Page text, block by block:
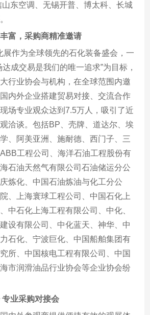
东空调、无锡开普、博太科、长城
富，采购商精准邀请
展作为全球领先的石化装备盛会，一
成交易是我们的唯一追求”为目标，
行业协会与机构，在全球范围内邀
内外企业搭建贸易对接、交流合作
场专业观众达到7.5万人，吸引了近
洽谈。包括BP、壳牌、道达尔、埃
、阿美亚洲、施耐德、西门子、三
工程公司、海洋石油工程股份有
石油天然气有限公司石油储运分公
炼化、中国石油炼油与化工分公
、上海寰球工程公司、中国石化上
中石化上海工程有限公司、中化、
设有限公司、中化蓝天、神华、中
石化、宁波巨化、中国船舶集团有
所、中国核电工程有限公司、中国
市润滑油品行业协会等企业协会纷
业采购对接会